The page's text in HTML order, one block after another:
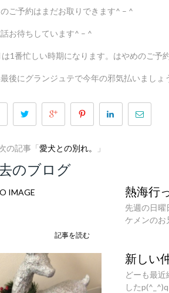
ご予約はまだお取りできます^ – ^
お待ちしています^ – ^
は1番忙しい時期になります。はやめのご予
後にグランジュテで今年の邪気払いましょ
の記事「愛犬との別れ。 」
去のブログ
熱海行
先週の日曜
ケメンのお
記事を読む
新しい
どーも最
した